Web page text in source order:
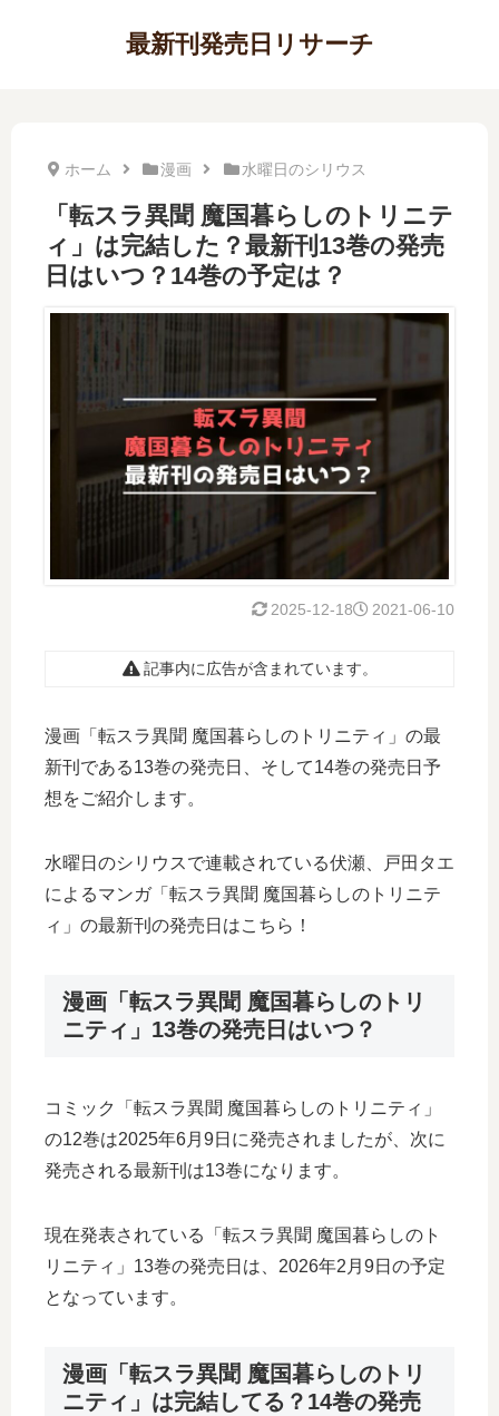
最新刊発売日リサーチ
ホーム 漫画 水曜日のシリウス
「転スラ異聞 魔国暮らしのトリニテ
ィ」は完結した？最新刊13巻の発売
日はいつ？14巻の予定は？
2021-06-10
2025-12-18
記事内に広告が含まれています。
漫画「転スラ異聞 魔国暮らしのトリニティ」の最
新刊である13巻の発売日、そして14巻の発売日予
想をご紹介します。
水曜日のシリウスで連載されている伏瀬、戸田タエ
によるマンガ「転スラ異聞 魔国暮らしのトリニテ
ィ」の最新刊の発売日はこちら！
漫画「転スラ異聞 魔国暮らしのトリ
ニティ」13巻の発売日はいつ？
コミック「転スラ異聞 魔国暮らしのトリニティ」
の12巻は2025年6月9日に発売されましたが、次に
発売される最新刊は13巻になります。
現在発表されている「転スラ異聞 魔国暮らしのト
リニティ」13巻の発売日は、2026年2月9日の予定
となっています。
漫画「転スラ異聞 魔国暮らしのトリ
ニティ」は完結してる？14巻の発売